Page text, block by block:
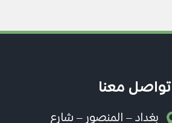
تواصل معنا
بغداد – المنصور – شارع